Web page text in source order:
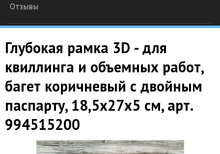
Отзывы
Глубокая рамка 3D - для
квиллинга и объемных работ,
багет коричневый с двойным
паспарту, 18,5х27х5 см, арт.
994515200